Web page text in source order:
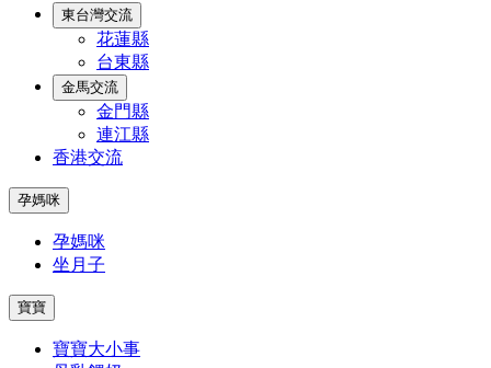
東台灣交流
花蓮縣
台東縣
金馬交流
金門縣
連江縣
香港交流
孕媽咪
孕媽咪
坐月子
寶寶
寶寶大小事